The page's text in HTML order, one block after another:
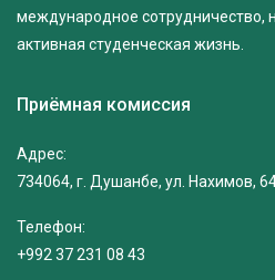
международное сотрудничество,
активная студенческая жизнь.
Приёмная комиссия
Адрес:
734064, г. Душанбе, ул. Нахимов,
Телефон:
+992 37 231 08 43